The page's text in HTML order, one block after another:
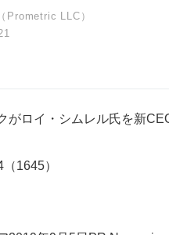
Prometric LLC）
がロイ・シムレル氏を新
1645）